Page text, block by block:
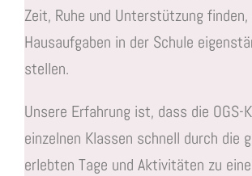
Zeit, Ruhe und Unterstützung
Hausaufgaben in der Schule
stellen.
Unsere Erfahrung ist, dass die OGS-
einzelnen Klassen schnell durch die
erlebten Tage und Aktivitäten zu